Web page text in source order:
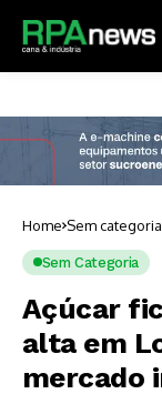
Home Sem categoria
Sem Categoria
Açúcar
alta em
mercado